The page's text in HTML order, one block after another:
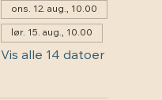
ons. 12. aug., 10.00
lør. 15. aug., 10.00
Vis alle 14 datoer